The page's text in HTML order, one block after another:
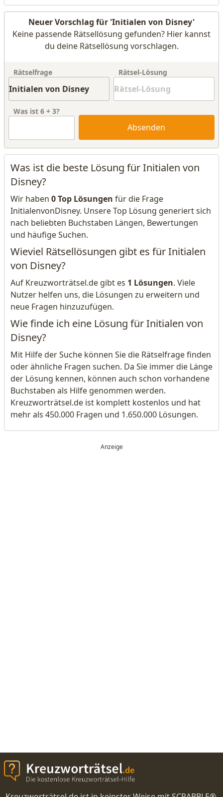
Neuer Vorschlag für 'Initialen von Disney'
Keine passende Rätsellösung gefunden? Hier kannst
du deine Rätsellösung vorschlagen.
Rätselfrage Rätsel-Lösung
Was ist 6 + 3?
Absenden
Was ist die beste Lösung für Initialen von
Disney?
Wir haben 0 Top Lösungen für die Frage
InitialenvonDisney. Unsere Top Lösung generiert sich
nach beliebten Buchstaben Längen, Bewertungen
und häufige Suchen.
Wieviel Rätsellösungen gibt es für Initialen
von Disney?
Auf Kreuzworträtsel.de gibt es 1 Lösungen. Viele
Nutzer helfen uns, die Lösungen zu erweitern und
neue Fragen hinzuzufügen.
Wie finde ich eine Lösung für Initialen von
Disney?
Mit Hilfe der Suche können Sie die Rätselfrage finden
oder ähnliche Fragen suchen. Da Sie immer die Länge
der Lösung kennen, können auch schon vorhandene
Buchstaben als Hilfe genommen werden.
Kreuzworträtsel.de ist komplett kostenlos und hat
mehr als 450.000 Fragen und 1.650.000 Lösungen.